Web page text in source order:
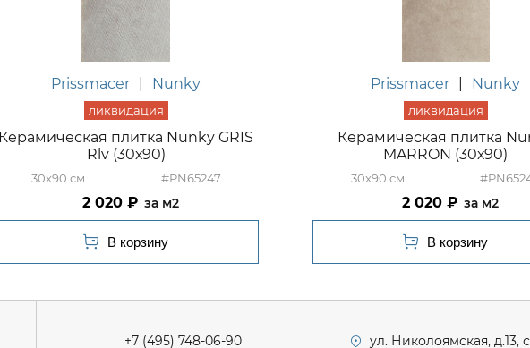
Prissmacer Nunky
Керамическая плитка Nunky GRIS
Rlv (30х90)
30x90 #PN65247
2 020 м2
Prissmacer Nunky
Керамическая плитка
MARRON (30х90)
30x90
2 020 м2
+7 (495) 748-06-90 ул. Николоямская, д.13,